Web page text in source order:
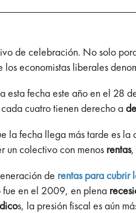
de celebración. No solo
los economistas liberales
esta fecha este año en el 28
cuatro tienen derecho a
la fecha llega más tarde es
un colectivo con menos rentas,
de rentas para cubrir
fue en el 2009, en plena
s, la presión fiscal es aún